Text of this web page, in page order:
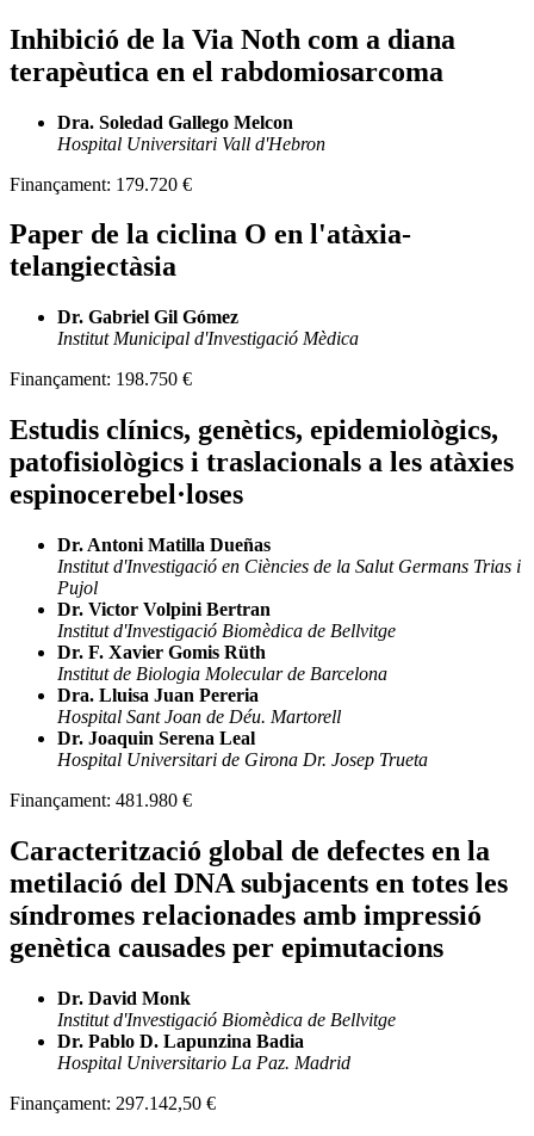
Inhibició de la Via Noth com a diana
terapèutica en el rabdomiosarcoma
Dra. Soledad Gallego Melcon
Hospital Universitari Vall d'Hebron
Finançament: 179.720 €
Paper de la ciclina O en l'atàxia-
telangiectàsia
Dr. Gabriel Gil Gómez
Institut Municipal d'Investigació Mèdica
Finançament: 198.750 €
Estudis clínics, genètics, epidemiològics,
patofisiològics i traslacionals a les atàxies
espinocerebel·loses
Dr. Antoni Matilla Dueñas
Institut d'Investigació en Ciències de la Salut Germans Trias i
Pujol
Dr. Victor Volpini Bertran
Institut d'Investigació Biomèdica de Bellvitge
Dr. F. Xavier Gomis Rüth
Institut de Biologia Molecular de Barcelona
Dra. Lluisa Juan Pereria
Hospital Sant Joan de Déu. Martorell
Dr. Joaquin Serena Leal
Hospital Universitari de Girona Dr. Josep Trueta
Finançament: 481.980 €
Caracterització global de defectes en la
metilació del DNA subjacents en totes les
síndromes relacionades amb impressió
genètica causades per epimutacions
Dr. David Monk
Institut d'Investigació Biomèdica de Bellvitge
Dr. Pablo D. Lapunzina Badia
Hospital Universitario La Paz. Madrid
Finançament: 297.142,50 €